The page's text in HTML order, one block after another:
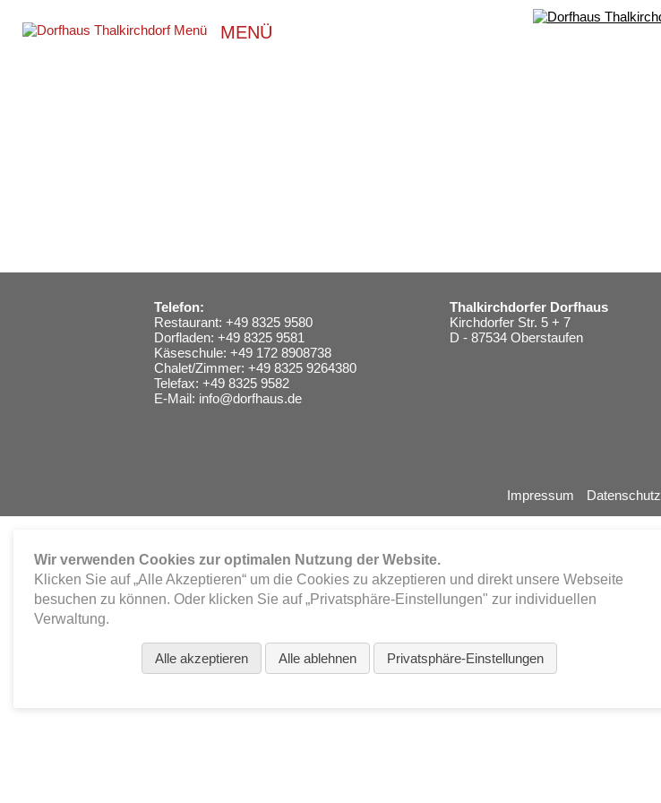
MENÜ
Telefon:
Restaurant: +49 8325 9580
Dorfladen: +49 8325 9581
Käseschule: +49 172 8908738
Chalet/Zimmer: +49 8325 9264380
Telefax: +49 8325 9582
E-Mail: info@dorfhaus.de
Thalkirchdorfer Dorfhaus
Kirchdorfer Str. 5 + 7
D - 87534 Oberstaufen
Impressum Datenschutz
Wir verwenden Cookies zur optimalen Nutzung der Website.
Klicken Sie auf „Alle Akzeptieren“ um die Cookies zu akzeptieren und direkt unsere Webseite
besuchen zu können. Oder klicken Sie auf „Privatsphäre-Einstellungen" zur individuellen
Verwaltung.
Alle akzeptieren Alle ablehnen Privatsphäre-Einstellungen